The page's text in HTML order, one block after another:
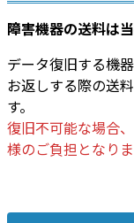
障害機器の送料は
データ復旧する機
お返しする際の送
す。
復旧不可能な場合
様のご負担となりま